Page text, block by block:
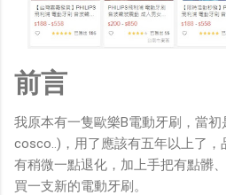
前言
我原本有一隻歐樂B電動牙刷，當
cosco..)，用了應該有五年以上了
有稍微一點退化，加上手把有點髒
買一支新的電動牙刷。